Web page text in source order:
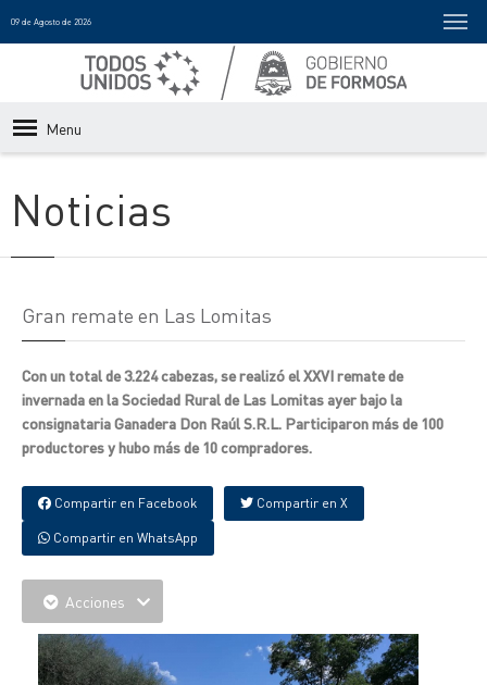
09 de Agosto de 2026
Menu
Noticias
Gran remate en Las Lomitas
Con un total de 3.224 cabezas, se realizó el XXVI remate de
invernada en la Sociedad Rural de Las Lomitas ayer bajo la
consignataria Ganadera Don Raúl S.R.L. Participaron más de 100
productores y hubo más de 10 compradores.
Compartir en Facebook Compartir en X
Compartir en WhatsApp
Acciones